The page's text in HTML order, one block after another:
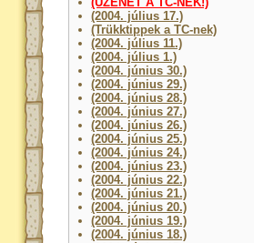
(2004. július 17.)
(Trükktippek a TC-nek)
(2004. július 11.)
(2004. július 1.)
(2004. június 30.)
(2004. június 29.)
(2004. június 28.)
(2004. június 27.)
(2004. június 26.)
(2004. június 25.)
(2004. június 24.)
(2004. június 23.)
(2004. június 22.)
(2004. június 21.)
(2004. június 20.)
(2004. június 19.)
(2004. június 18.)